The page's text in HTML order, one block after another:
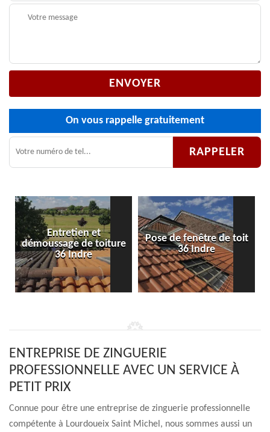
On vous rappelle gratuitement
Entretien et
démoussage de toiture
36 Indre
Pose de fenêtre de toit
36 Indre
ENTREPRISE DE ZINGUERIE
PROFESSIONNELLE AVEC UN SERVICE À
PETIT PRIX
Connue pour être une entreprise de zinguerie professionnelle
compétente à Lourdoueix Saint Michel, nous sommes aussi un